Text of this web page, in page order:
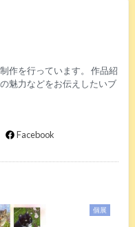
作を行っています。 作品紹
魅力などをお伝えしたいブ
Facebook
個展